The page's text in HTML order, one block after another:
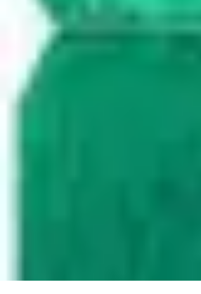
Gestion Cultures
Gestion de Projet Agricole
Gestion Cultures